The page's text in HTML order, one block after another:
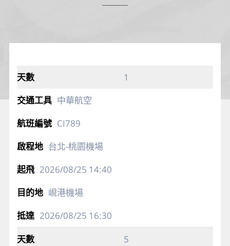
1
中華航空
CI789
台北-桃園機場
2026/08/25 14:40
峴港機場
2026/08/25 16:30
5